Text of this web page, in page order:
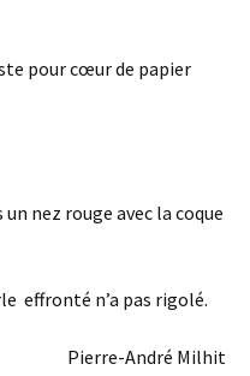
pour cœur de papier
nez rouge avec la coque
effronté n’a pas rigolé.
Pierre-André Milhit